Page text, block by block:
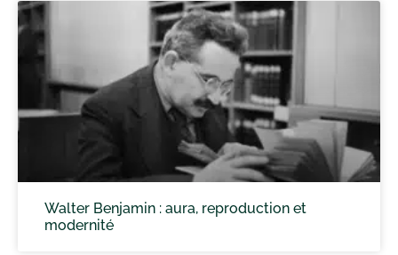
Walter Benjamin : aura, reproduction et
modernité